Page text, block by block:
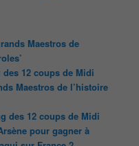
Maestros de
12 coups de Midi
Maestros de l’histoire
des 12 coups de Midi
pour gagner à